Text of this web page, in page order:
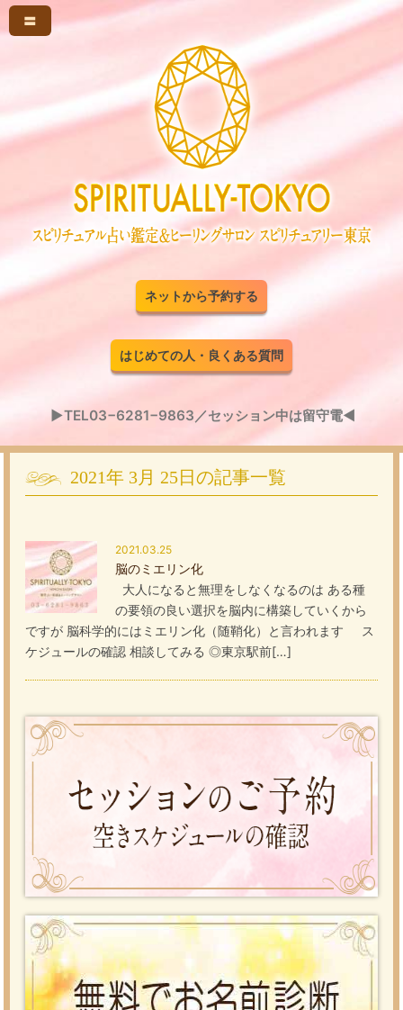
〓
ネットから予約する
はじめての人・良くある質問
▶TEL03−6281−9863／セッション中は留守電◀
2021年 3月 25日の記事一覧
2021.03.25
脳のミエリン化
大人になると無理をしなくなるのは ある種
の要領の良い選択を脳内に構築していくから
ですが 脳科学的にはミエリン化（随鞘化）と言われます ス
ケジュールの確認 相談してみる ◎東京駅前[…]